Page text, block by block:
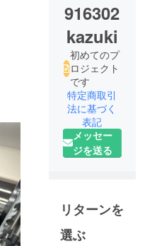
916302
kazuki
初めてのプ
ロジェクト
です
特定商取引
法に基づく
表記
メッセー
ジを送る
リターンを
選ぶ